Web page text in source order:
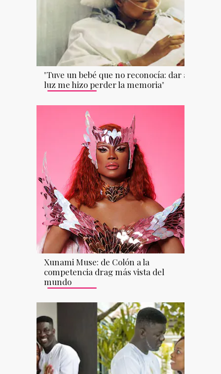
"Tuve un bebé que no reconocía: dar a
luz me hizo perder la memoria"
Xunami Muse: de Colón a la
competencia drag más vista del
mundo